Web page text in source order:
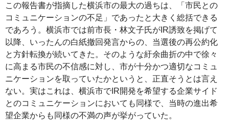
この報告書が指摘した横浜市の最大の過ちは、「市民との
コミュニケーションの不足」であったと大きく総括できる
であろう。横浜市では前市長・林文子氏がIR誘致を掲げて
以降、いったんの白紙撤回発言からの、当選後の再公約化
と方針転換が続いてきた。そのような紆余曲折の中で徐々
に高まる市民の不信感に対し、市が十分かつ適切なコミュ
ニケーションを取っていたかというと、正直そうとは言え
ない。実はこれは、横浜市でIR開発を希望する企業サイド
とのコミュニケーションにおいても同様で、当時の進出希
望企業からも同様の不満の声が挙がっていた。